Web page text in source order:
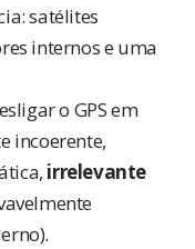
satélites
internos e uma
o GPS em
incoerente,
irrelevante